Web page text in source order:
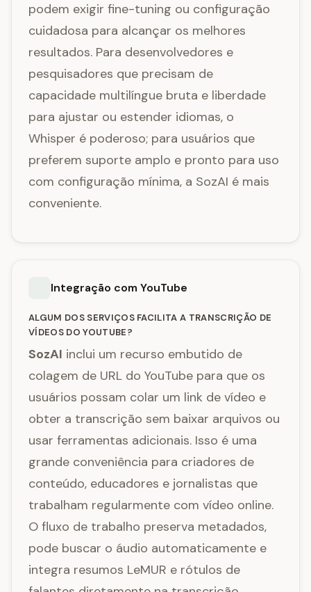
podem exigir fine-tuning ou configuração
cuidadosa para alcançar os melhores
resultados. Para desenvolvedores e
pesquisadores que precisam de
capacidade multilíngue bruta e liberdade
para ajustar ou estender idiomas, o
Whisper é poderoso; para usuários que
preferem suporte amplo e pronto para uso
com configuração mínima, a SozAI é mais
conveniente.
Integração com YouTube
ALGUM DOS SERVIÇOS FACILITA A TRANSCRIÇÃO DE
VÍDEOS DO YOUTUBE?
SozAI inclui um recurso embutido de
colagem de URL do YouTube para que os
usuários possam colar um link de vídeo e
obter a transcrição sem baixar arquivos ou
usar ferramentas adicionais. Isso é uma
grande conveniência para criadores de
conteúdo, educadores e jornalistas que
trabalham regularmente com vídeo online.
O fluxo de trabalho preserva metadados,
pode buscar o áudio automaticamente e
integra resumos LeMUR e rótulos de